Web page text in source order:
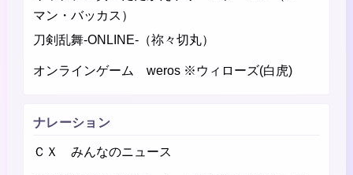
マン・バッカス）
刀剣乱舞-ONLINE-（祢々切丸）
オンラインゲーム weros ※ウィローズ(白虎)
ナレーション
ＣＸ みんなのニュース